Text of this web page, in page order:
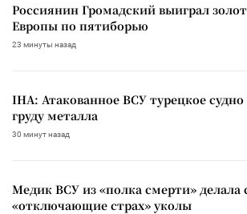
Россиянин Громадский выиграл
Европы по пятиборью
23 минуты назад
IHA: Атакованное ВСУ турецкое судно
груду металла
30 минут назад
Медик ВСУ из «полка смерти» делала
«отключающие страх» уколы